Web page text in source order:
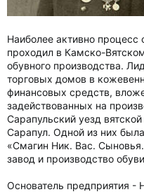
Наиболее активно
проходил в Камско-
обувного производства.
торговых домов в
финансовых средств,
задействованных на
Сарапульский уезд
Сарапул. Одной из них
«Смагин Ник. Вас.
завод и производство
Основатель предприятия -